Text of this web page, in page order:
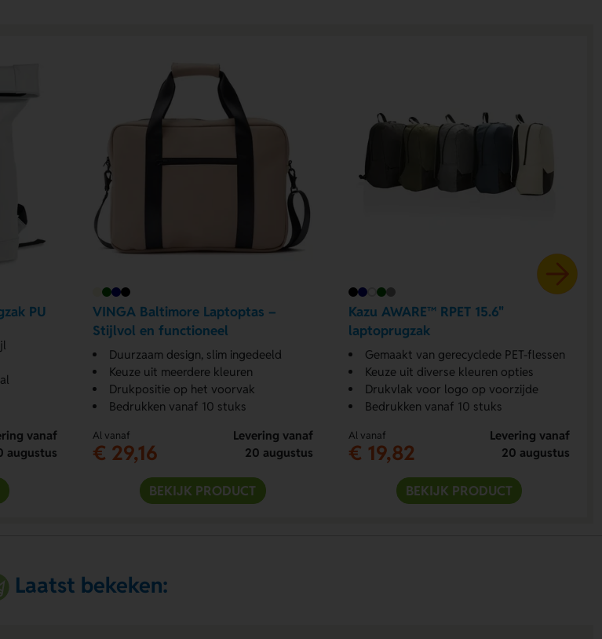
PU
vanaf
augustus
VINGA Baltimore Laptoptas –
Stijlvol en functioneel
Duurzaam design, slim ingedeeld
Keuze uit meerdere kleuren
Drukpositie op het voorvak
Bedrukken vanaf 10 stuks
Al vanaf
€ 29,16
Levering vanaf
20 augustus
BEKIJK PRODUCT
Kazu AWARE™ RPET 15.6"
laptoprugzak
Gemaakt van gerecyclede PET-flessen
Keuze uit diverse kleuren opties
Drukvlak voor logo op voorzijde
Bedrukken vanaf 10 stuks
Al vanaf
€ 19,82
Levering vanaf
20 augustus
BEKIJK PRODUCT
Laatst bekeken: